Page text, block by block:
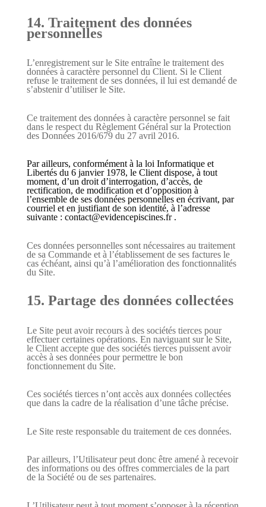
14. Traitement des données
personnelles
L’enregistrement sur le Site entraîne le traitement des
données à caractère personnel du Client. Si le Client
refuse le traitement de ses données, il lui est demandé de
s’abstenir d’utiliser le Site.
Ce traitement des données à caractère personnel se fait
dans le respect du Règlement Général sur la Protection
des Données 2016/679 du 27 avril 2016.
Par ailleurs, conformément à la loi Informatique et
Libertés du 6 janvier 1978, le Client dispose, à tout
moment, d’un droit d’interrogation, d’accès, de
rectification, de modification et d’opposition à
l’ensemble de ses données personnelles en écrivant, par
courriel et en justifiant de son identité, à l’adresse
suivante : contact@evidencepiscines.fr .
Ces données personnelles sont nécessaires au traitement
de sa Commande et à l’établissement de ses factures le
cas échéant, ainsi qu’à l’amélioration des fonctionnalités
du Site.
15. Partage des données collectées
Le Site peut avoir recours à des sociétés tierces pour
effectuer certaines opérations. En naviguant sur le Site,
le Client accepte que des sociétés tierces puissent avoir
accès à ses données pour permettre le bon
fonctionnement du Site.
Ces sociétés tierces n’ont accès aux données collectées
que dans la cadre de la réalisation d’une tâche précise.
Le Site reste responsable du traitement de ces données.
Par ailleurs, l’Utilisateur peut donc être amené à recevoir
des informations ou des offres commerciales de la part
de la Société ou de ses partenaires.